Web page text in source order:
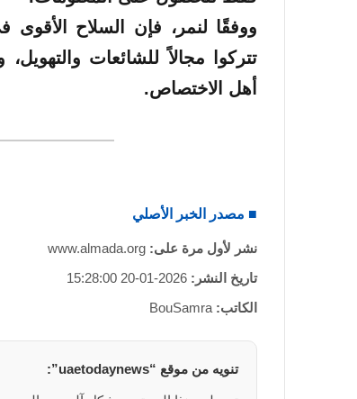
ووفقًا لنمر، فإن السلاح
تتركوا مجالاً للشائعات
أهل الاختصاص.
■ مصدر الخبر الأصلي
نشر لأول مرة على: www.almada.org
تاريخ النشر: 2026-01-20 15:28:00
الكاتب: BouSamra
تنويه من موقع “uaetodaynews”: